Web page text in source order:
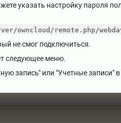
указать настройку пароля
owncloud/remote.php/
не смог подключиться.
следующее меню.
запись" или "Учетные записи"